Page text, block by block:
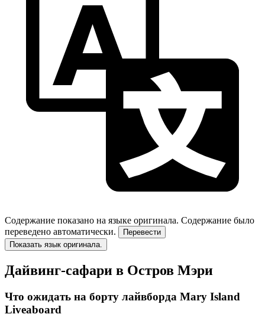
Содержание показано на языке оригинала. Содержание было
переведено автоматически.
Перевести
Показать язык оригинала.
Дайвинг-сафари в Остров Мэри
Что ожидать на борту лайвборда Mary Island
Liveaboard